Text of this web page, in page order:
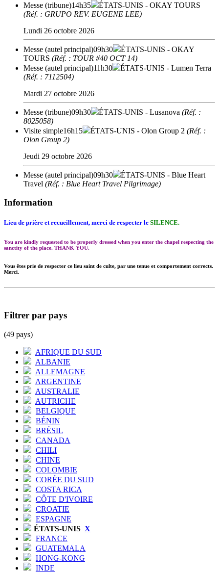
Messe (tribune)14h35 ÉTATS-UNIS - OKAY TOURS
(Réf. : GRUPO REV. EUGENE LEE)
Lundi 26 octobre 2026
Messe (autel principal)09h30 ÉTATS-UNIS - OKAY
TOURS (Réf. : TOUR #40 OCT 14)
Messe (autel principal)11h30 ÉTATS-UNIS - Lumen Terra
(Réf. : 7112504)
Mardi 27 octobre 2026
Messe (tribune)09h30 ÉTATS-UNIS - Lusanova (Réf. :
8025058)
Visite simple16h15 ÉTATS-UNIS - Olon Group 2 (Réf. :
Olon Group 2)
Jeudi 29 octobre 2026
Messe (autel principal)09h30 ÉTATS-UNIS - Blue Heart
Travel (Réf. : Blue Heart Travel Pilgrimage)
Information
Lieu de prière et recueillement, merci de respecter le SILENCE.
You are kindly requested to be properly dressed when you enter the chapel respecting the
sanctity of the place. THANK YOU.
Vous êtes prie de respecter ce lieu saint de culte, par une tenue et comportement corrects.
Merci.
Filtrer par pays
(49 pays)
AFRIQUE DU SUD
ALBANIE
ALLEMAGNE
ARGENTINE
AUSTRALIE
AUTRICHE
BELGIQUE
BÉNIN
BRÉSIL
CANADA
CHILI
CHINE
COLOMBIE
CORÉE DU SUD
COSTA RICA
CÔTE D'IVOIRE
CROATIE
ESPAGNE
ÉTATS-UNIS X
FRANCE
GUATEMALA
HONG-KONG
INDE